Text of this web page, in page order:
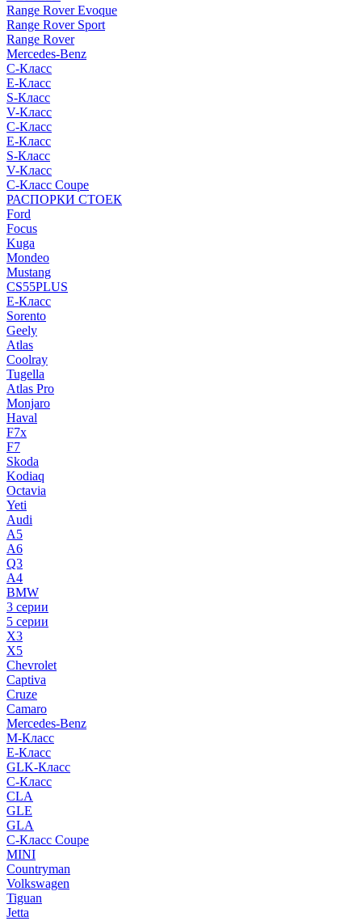
Range Rover Evoque
Range Rover Sport
Range Rover
Mercedes-Benz
C-Класс
E-Класс
S-Класс
V-Класс
C-Класс
E-Класс
S-Класс
V-Класс
C-Класс Coupe
РАСПОРКИ СТОЕК
Ford
Focus
Kuga
Mondeo
Mustang
CS55PLUS
E-Класс
Sorento
Geely
Atlas
Coolray
Tugella
Atlas Pro
Monjaro
Haval
F7x
F7
Skoda
Kodiaq
Octavia
Yeti
Audi
A5
A6
Q3
A4
BMW
3 серии
5 серии
X3
X5
Chevrolet
Captiva
Cruze
Camaro
Mercedes-Benz
M-Класс
E-Класс
GLK-Класс
C-Класс
CLA
GLE
GLA
C-Класс Coupe
MINI
Countryman
Volkswagen
Tiguan
Jetta